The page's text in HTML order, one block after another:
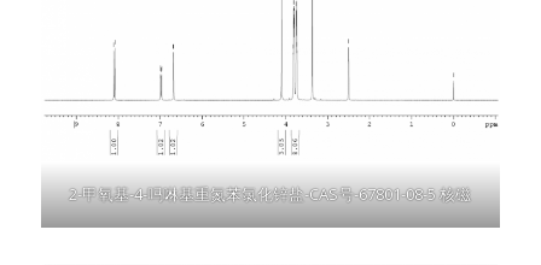
2-甲氧基-4-吗啉基重氮苯氯化锌盐-CAS号-67801-08-5 核磁